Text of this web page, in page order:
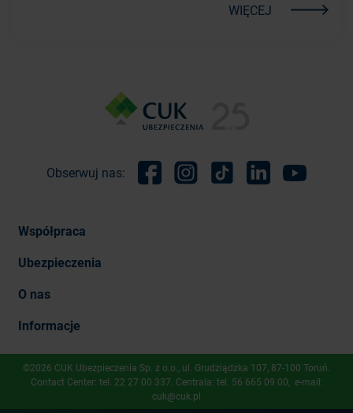
WIĘCEJ
Obserwuj nas:
Współpraca
Ubezpieczenia
O nas
Informacje
©2026 CUK Ubezpieczenia Sp. z o.o., ​ul. Grudziądzka 107, 87-100 Toruń.
Contact Center: tel. 22 27 00 337 . Centrala: tel. 56 665 09 00 , e-mail:
cuk@cuk.pl